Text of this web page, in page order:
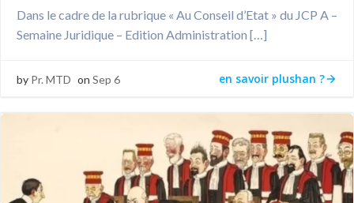
Dans le cadre de la rubrique « Au Conseil d’Etat » du JCP A –
Semaine Juridique – Edition Administration […]
by Pr. MTD on Sep 6 en savoir plushan ?